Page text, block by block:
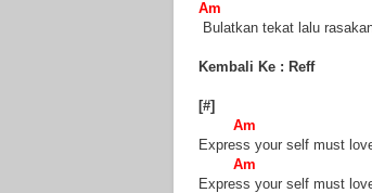
Am
Bulatkan tekat lalu
Kembali Ke : Reff
[#]
Am
Express your self must
Am
Express your self must